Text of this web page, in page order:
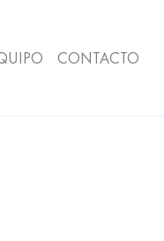
CONTACTO